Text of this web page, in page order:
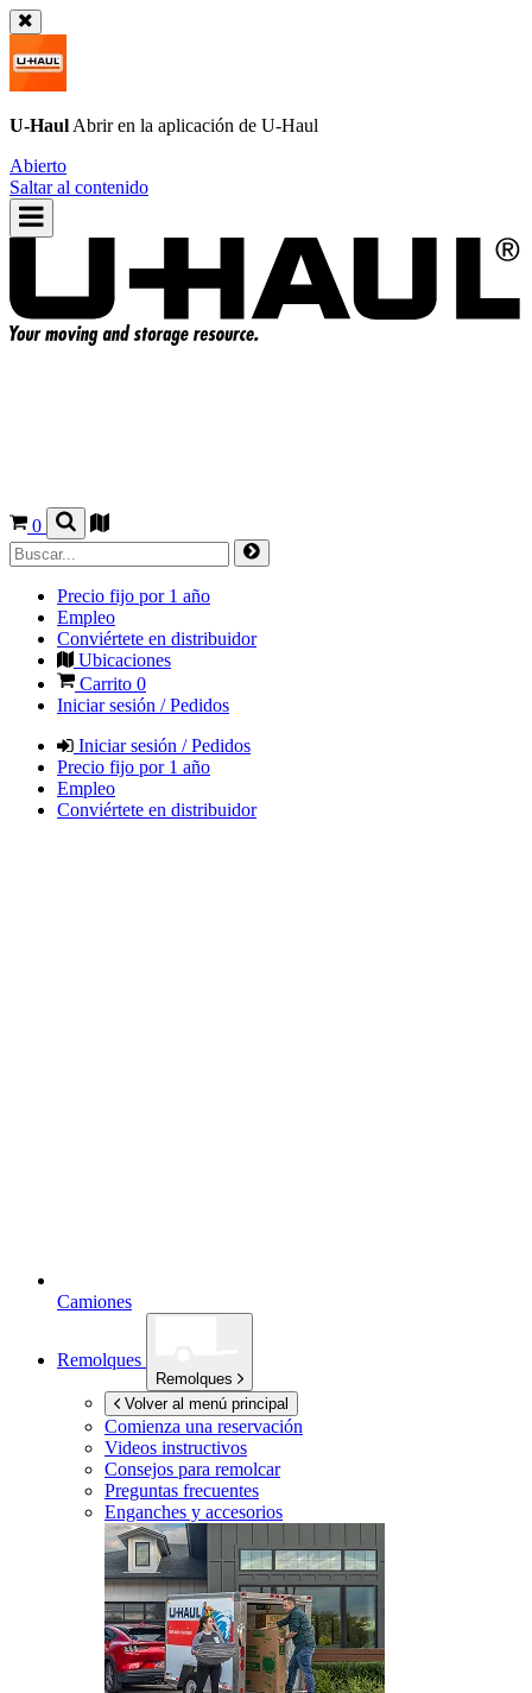
U-Haul Abrir en la aplicación de U-Haul
Abierto
Saltar al contenido
0
Precio fijo por 1 año
Empleo
Conviértete en distribuidor
Ubicaciones
Carrito 0
Iniciar sesión / Pedidos
Iniciar sesión / Pedidos
Precio fijo por 1 año
Empleo
Conviértete en distribuidor
Camiones
Remolques
Remolques
Volver al menú principal
Comienza una reservación
Videos instructivos
Consejos para remolcar
Preguntas frecuentes
Enganches y accesorios